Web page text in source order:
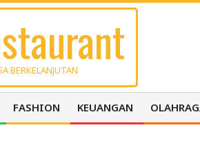
BERKELANJUTAN
FASHION KEUANGAN